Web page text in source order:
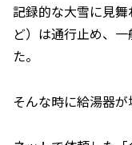
記録的な大雪に見
ど）は通行止め、
た。
そんな時に給湯器